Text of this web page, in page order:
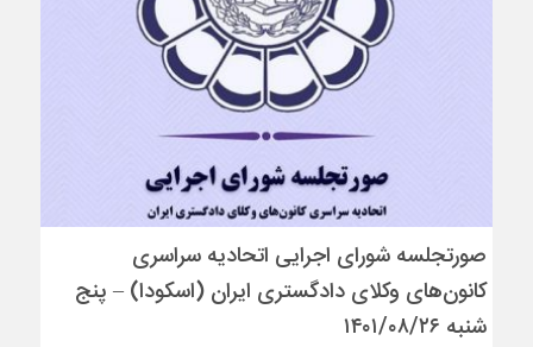
صورتجلسه شورای اجرایی اتحادیه سراسری
کانون‌های وکلای دادگستری ایران (اسکودا) – پنج
شنبه ۱۴۰۱/۰۸/۲۶